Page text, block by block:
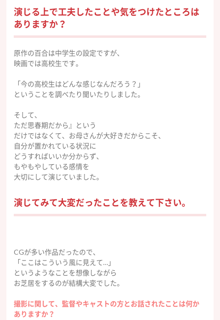
演じる上で工夫したことや気をつけたところは
ありますか？
原作の百合は中学生の設定ですが、
映画では高校生です。
「今の高校生はどんな感じなんだろう？」
ということを調べたり聞いたりしました。
そして、
ただ思春期だから』という
だけではなくて、 お母さんが大好きだからこそ、
自分が置かれている状況に
どうすればいいか分からず、
もやもやしている感情を
大切にして演じていました。
演じてみて大変だったことを教えて下さい。
CGが多い作品だったので、
「ここはこういう風に見えて…」
というようなことを想像しながら
お芝居をするのが結構大変でした。
撮影に関して、監督やキャストの方とお話されたことは何か
ありますか？